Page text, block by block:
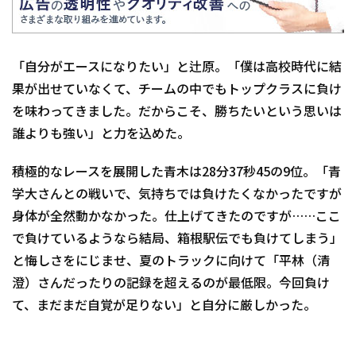
「自分がエースになりたい」と辻原。「僕は高校時代に結
果が出せていなくて、チームの中でもトップクラスに負け
を味わってきました。だからこそ、勝ちたいという思いは
誰よりも強い」と力を込めた。
積極的なレースを展開した青木は28分37秒45の9位。「青
学大さんとの戦いで、気持ちでは負けたくなかったですが
身体が全然動かなかった。仕上げてきたのですが……ここ
で負けているようなら結局、箱根駅伝でも負けてしまう」
と悔しさをにじませ、夏のトラックに向けて「平林（清
澄）さんだったりの記録を超えるのが最低限。今回負け
て、まだまだ自覚が足りない」と自分に厳しかった。